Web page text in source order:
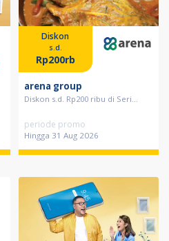
Diskon
s.d.
Rp200rb
arena group
Diskon s.d. Rp200 ribu di Seri...
periode promo
Hingga 31 Aug 2026